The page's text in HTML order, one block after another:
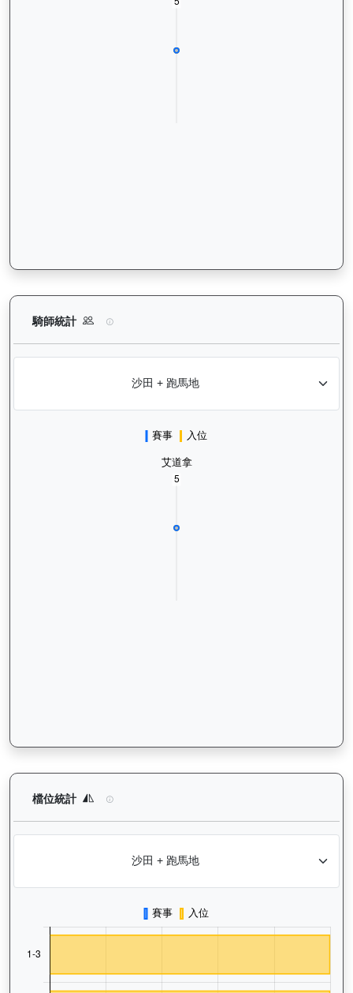
騎師統計 煌上（L301）— 騎師統計分析：查看各騎師策
檔位統計 煌上（L301）— 檔位統計分析：查看馬匹在不